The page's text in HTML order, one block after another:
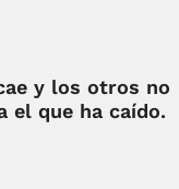
y los otros no
el que ha caído.